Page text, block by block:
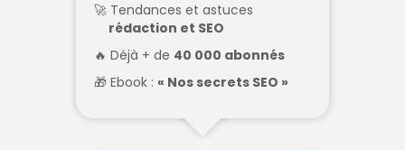
Tendances et astuces
rédaction et SEO
Déjà + de 40 000 abonnés
Ebook : « Nos secrets SEO »